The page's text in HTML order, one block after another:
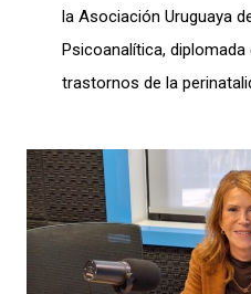
la Asociación Uruguaya
Psicoanalítica,
trastornos de la